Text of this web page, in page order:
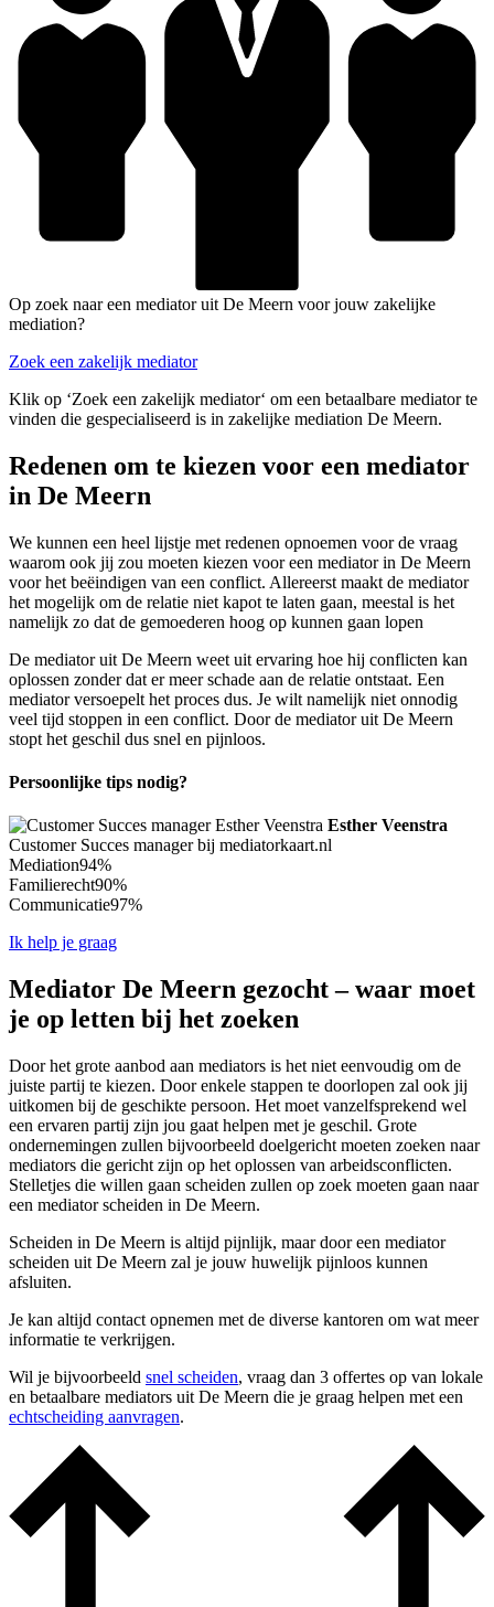
Op zoek naar een mediator uit De Meern voor jouw zakelijke
mediation?
Zoek een zakelijk mediator
Klik op ‘Zoek een zakelijk mediator‘ om een betaalbare mediator te
vinden die gespecialiseerd is in zakelijke mediation De Meern.
Redenen om te kiezen voor een mediator
in De Meern
We kunnen een heel lijstje met redenen opnoemen voor de vraag
waarom ook jij zou moeten kiezen voor een mediator in De Meern
voor het beëindigen van een conflict. Allereerst maakt de mediator
het mogelijk om de relatie niet kapot te laten gaan, meestal is het
namelijk zo dat de gemoederen hoog op kunnen gaan lopen
De mediator uit De Meern weet uit ervaring hoe hij conflicten kan
oplossen zonder dat er meer schade aan de relatie ontstaat. Een
mediator versoepelt het proces dus. Je wilt namelijk niet onnodig
veel tijd stoppen in een conflict. Door de mediator uit De Meern
stopt het geschil dus snel en pijnloos.
Persoonlijke tips nodig?
Esther Veenstra
Customer Succes manager bij mediatorkaart.nl
Mediation94%
Familierecht90%
Communicatie97%
Ik help je graag
Mediator De Meern gezocht – waar moet
je op letten bij het zoeken
Door het grote aanbod aan mediators is het niet eenvoudig om de
juiste partij te kiezen. Door enkele stappen te doorlopen zal ook jij
uitkomen bij de geschikte persoon. Het moet vanzelfsprekend wel
een ervaren partij zijn jou gaat helpen met je geschil. Grote
ondernemingen zullen bijvoorbeeld doelgericht moeten zoeken naar
mediators die gericht zijn op het oplossen van arbeidsconflicten.
Stelletjes die willen gaan scheiden zullen op zoek moeten gaan naar
een mediator scheiden in De Meern.
Scheiden in De Meern is altijd pijnlijk, maar door een mediator
scheiden uit De Meern zal je jouw huwelijk pijnloos kunnen
afsluiten.
Je kan altijd contact opnemen met de diverse kantoren om wat meer
informatie te verkrijgen.
Wil je bijvoorbeeld snel scheiden, vraag dan 3 offertes op van lokale
en betaalbare mediators uit De Meern die je graag helpen met een
echtscheiding aanvragen.